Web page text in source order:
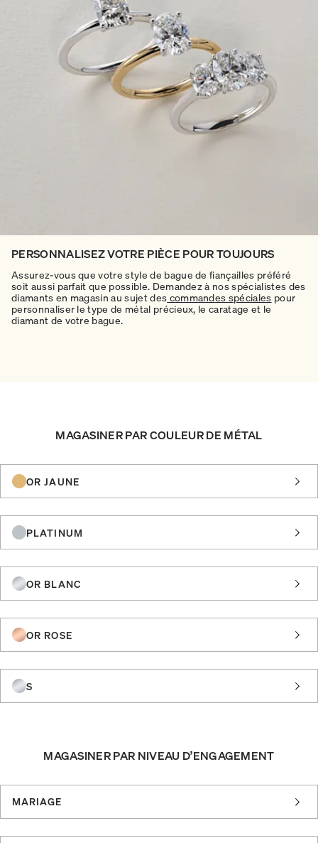
PERSONNALISEZ VOTRE PIÈCE POUR TOUJOURS
Assurez-vous que votre style de bague de fiançailles préféré
soit aussi parfait que possible. Demandez à nos spécialistes des
diamants en magasin au sujet des commandes spéciales pour
personnaliser le type de métal précieux, le caratage et le
diamant de votre bague.
MAGASINER PAR COULEUR DE MÉTAL
OR JAUNE
PLATINUM
OR BLANC
OR ROSE
S
MAGASINER PAR NIVEAU D’ENGAGEMENT
MARIAGE